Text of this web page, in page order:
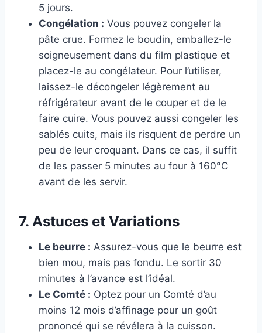
5 jours.
Congélation : Vous pouvez congeler la
pâte crue. Formez le boudin, emballez-le
soigneusement dans du film plastique et
placez-le au congélateur. Pour l’utiliser,
laissez-le décongeler légèrement au
réfrigérateur avant de le couper et de le
faire cuire. Vous pouvez aussi congeler les
sablés cuits, mais ils risquent de perdre un
peu de leur croquant. Dans ce cas, il suffit
de les passer 5 minutes au four à 160°C
avant de les servir.
7. Astuces et Variations
Le beurre : Assurez-vous que le beurre est
bien mou, mais pas fondu. Le sortir 30
minutes à l’avance est l’idéal.
Le Comté : Optez pour un Comté d’au
moins 12 mois d’affinage pour un goût
prononcé qui se révélera à la cuisson.